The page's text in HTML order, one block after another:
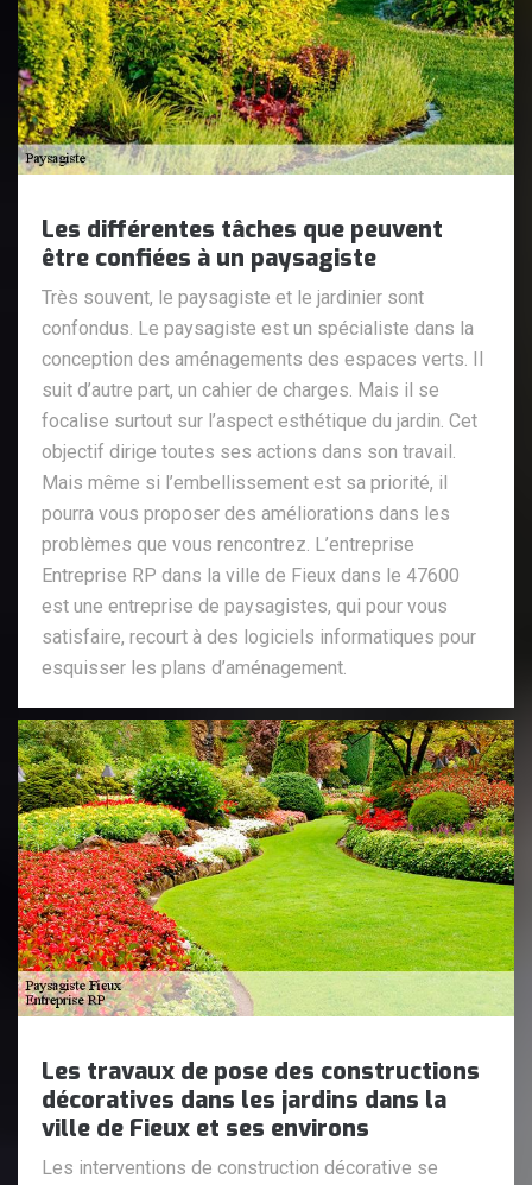
Les différentes tâches que peuvent
être confiées à un paysagiste
Très souvent, le paysagiste et le jardinier sont
confondus. Le paysagiste est un spécialiste dans la
conception des aménagements des espaces verts. Il
suit d’autre part, un cahier de charges. Mais il se
focalise surtout sur l’aspect esthétique du jardin. Cet
objectif dirige toutes ses actions dans son travail.
Mais même si l’embellissement est sa priorité, il
pourra vous proposer des améliorations dans les
problèmes que vous rencontrez. L’entreprise
Entreprise RP dans la ville de Fieux dans le 47600
est une entreprise de paysagistes, qui pour vous
satisfaire, recourt à des logiciels informatiques pour
esquisser les plans d’aménagement.
Les travaux de pose des constructions
décoratives dans les jardins dans la
ville de Fieux et ses environs
Les interventions de construction décorative se